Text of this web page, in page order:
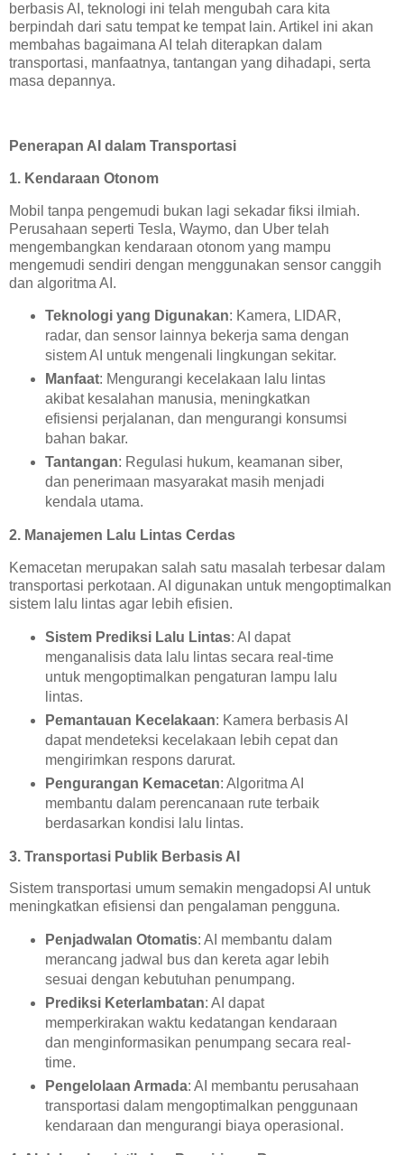
berbasis AI, teknologi ini telah mengubah cara kita
berpindah dari satu tempat ke tempat lain. Artikel ini akan
membahas bagaimana AI telah diterapkan dalam
transportasi, manfaatnya, tantangan yang dihadapi, serta
masa depannya.
Penerapan AI dalam Transportasi
1. Kendaraan Otonom
Mobil tanpa pengemudi bukan lagi sekadar fiksi ilmiah.
Perusahaan seperti Tesla, Waymo, dan Uber telah
mengembangkan kendaraan otonom yang mampu
mengemudi sendiri dengan menggunakan sensor canggih
dan algoritma AI.
Teknologi yang Digunakan: Kamera, LIDAR,
radar, dan sensor lainnya bekerja sama dengan
sistem AI untuk mengenali lingkungan sekitar.
Manfaat: Mengurangi kecelakaan lalu lintas
akibat kesalahan manusia, meningkatkan
efisiensi perjalanan, dan mengurangi konsumsi
bahan bakar.
Tantangan: Regulasi hukum, keamanan siber,
dan penerimaan masyarakat masih menjadi
kendala utama.
2. Manajemen Lalu Lintas Cerdas
Kemacetan merupakan salah satu masalah terbesar dalam
transportasi perkotaan. AI digunakan untuk mengoptimalkan
sistem lalu lintas agar lebih efisien.
Sistem Prediksi Lalu Lintas: AI dapat
menganalisis data lalu lintas secara real-time
untuk mengoptimalkan pengaturan lampu lalu
lintas.
Pemantauan Kecelakaan: Kamera berbasis AI
dapat mendeteksi kecelakaan lebih cepat dan
mengirimkan respons darurat.
Pengurangan Kemacetan: Algoritma AI
membantu dalam perencanaan rute terbaik
berdasarkan kondisi lalu lintas.
3. Transportasi Publik Berbasis AI
Sistem transportasi umum semakin mengadopsi AI untuk
meningkatkan efisiensi dan pengalaman pengguna.
Penjadwalan Otomatis: AI membantu dalam
merancang jadwal bus dan kereta agar lebih
sesuai dengan kebutuhan penumpang.
Prediksi Keterlambatan: AI dapat
memperkirakan waktu kedatangan kendaraan
dan menginformasikan penumpang secara real-
time.
Pengelolaan Armada: AI membantu perusahaan
transportasi dalam mengoptimalkan penggunaan
kendaraan dan mengurangi biaya operasional.